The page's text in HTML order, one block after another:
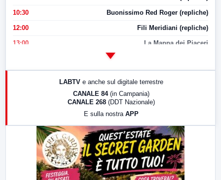
10:30 Buonissimo Red Roger (repliche)
12:00 Fili Meridiani (repliche)
13:00 La Mappa dei Piaceri
LabNews (replica)
LABTV e anche sul digitale terrestre
CANALE 84 (in Campania)
CANALE 268 (DDT Nazionale)
E sulla nostra APP